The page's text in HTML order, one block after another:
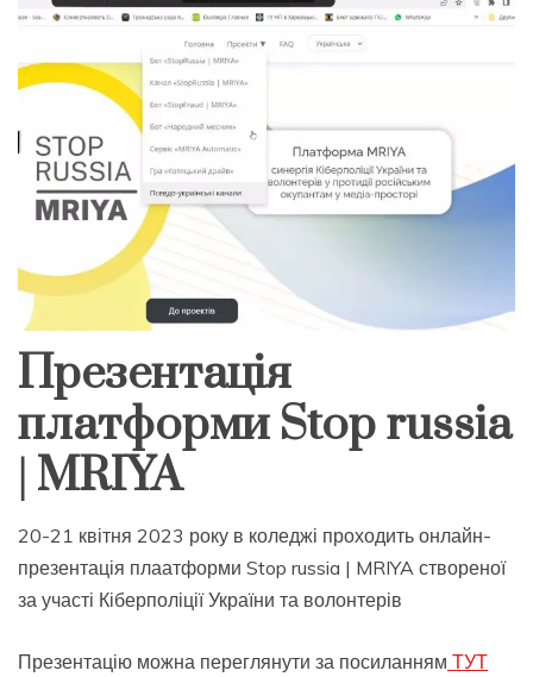
Презентація
платформи Stop russia
| MRIYA
20-21 квітня 2023 року в коледжі проходить онлайн-
презентація плаатформи Stop russia | MRIYA створеної
за участі Кіберполіції України та волонтерів
Презентацію можна переглянути за посиланням ТУТ